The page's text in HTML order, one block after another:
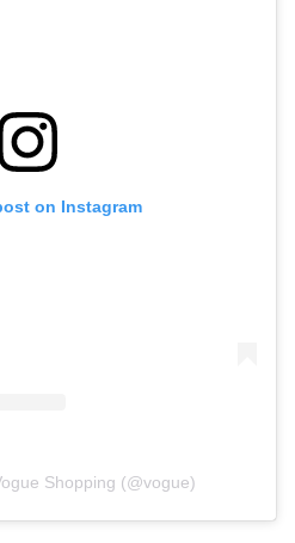
on Instagram
Shopping (@vogue)